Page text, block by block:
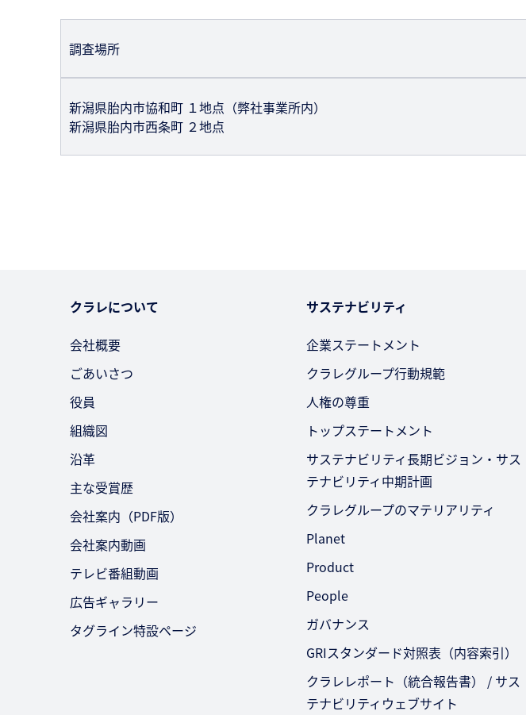
調査場所
新潟県胎内市協和町 １地点（弊社事業所内）
新潟県胎内市西条町 ２地点
クラレについて
会社概要
ごあいさつ
役員
組織図
沿革
主な受賞歴
会社案内（PDF版）
会社案内動画
テレビ番組動画
広告ギャラリー
タグライン特設ページ
サステナビリティ
企業ステートメント
クラレグループ行動規範
人権の尊重
トップステートメント
サステナビリティ長期ビジョン・サス
テナビリティ中期計画
クラレグループのマテリアリティ
Planet
Product
People
ガバナンス
GRIスタンダード対照表（内容索引）
クラレレポート（統合報告書） / サス
テナビリティウェブサイト